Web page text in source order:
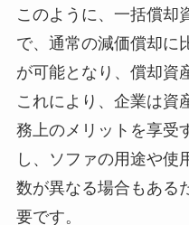
このように、一括償却
で、通常の減価償却に
が可能となり、償却資
これにより、企業は資
務上のメリットを享受
し、ソファの用途や使
数が異なる場合もある
要です。